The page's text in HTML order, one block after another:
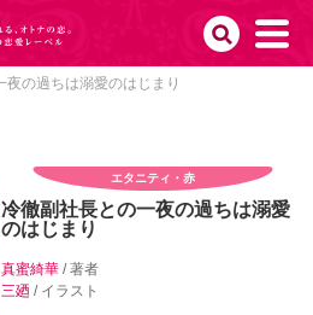
夜の過ちは溺愛のはじまり
エタニティ・赤
冷徹副社長との一夜の過ちは溺愛
のはじまり
真蜜綺華/ 著者
三廼 / イラスト